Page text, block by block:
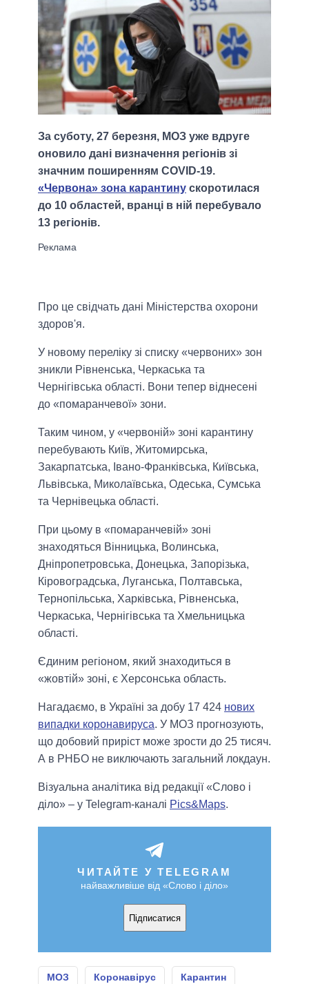
За суботу, 27 березня, МОЗ уже вдруге
оновило дані визначення регіонів зі
значним поширенням COVID-19.
«Червона» зона карантину скоротилася
до 10 областей, вранці в ній перебувало
13 регіонів.
Про це свідчать дані Міністерства охорони
здоров'я.
У новому переліку зі списку «червоних» зон
зникли Рівненська, Черкаська та
Чернігівська області. Вони тепер віднесені
до «помаранчевої» зони.
Таким чином, у «червоній» зоні карантину
перебувають Київ, Житомирська,
Закарпатська, Івано-Франківська, Київська,
Львівська, Миколаївська, Одеська, Сумська
та Чернівецька області.
При цьому в «помаранчевій» зоні
знаходяться Вінницька, Волинська,
Дніпропетровська, Донецька, Запорізька,
Кіровоградська, Луганська, Полтавська,
Тернопільська, Харківська, Рівненська,
Черкаська, Чернігівська та Хмельницька
області.
Єдиним регіоном, який знаходиться в
«жовтій» зоні, є Херсонська область.
Нагадаємо, в Україні за добу 17 424 нових
випадки коронавируса. У МОЗ прогнозують,
що добовий приріст може зрости до 25 тисяч.
А в РНБО не виключають загальний локдаун.
Візуальна аналітика від редакції «Слово і
діло» – у Telegram-каналі Pics&Maps.
ЧИТАЙТЕ У TELEGRAM
найважливіше від «Слово і діло»
Підписатися
МОЗ Коронавірус Карантин